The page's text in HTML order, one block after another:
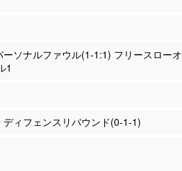
ーソナルファウル(1-1:1) フリースローオ
1
ディフェンスリバウンド(0-1-1)